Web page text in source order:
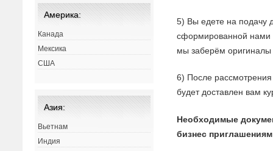
5) Вы едете на подачу
сформированной нами
мы заберём оригиналы
6) После рассмотрения
будет доставлен вам
Необходимые
бизнес
Америка:
Канада
Мексика
США
Азия:
Вьетнам
Индия